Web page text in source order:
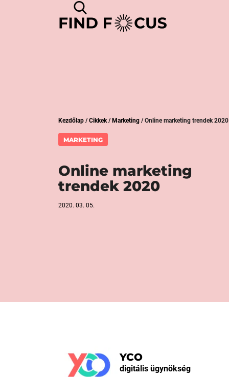
Kezdőlap /Cikkek/ Marketing /Online marketing trendek 2020
MARKETING
Online marketing
trendek 2020
2020. 03. 05.
YCO
digitális ügynökség